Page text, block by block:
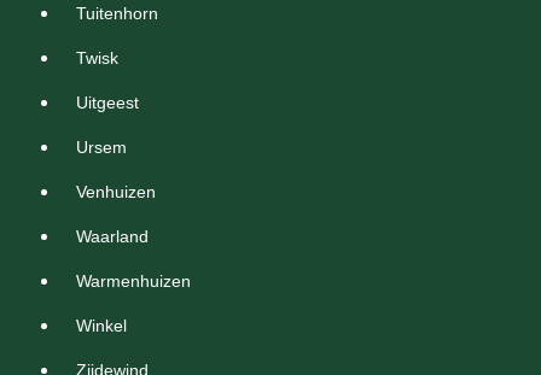
Tuitenhorn
Twisk
Uitgeest
Ursem
Venhuizen
Waarland
Warmenhuizen
Winkel
Zijdewind